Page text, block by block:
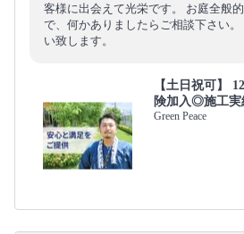
客様に出会えて光栄です。 お庭全般
で、何かありましたらご相談下さい
い致します。
【土日祝可】
険加入◎施工実
Green Peace